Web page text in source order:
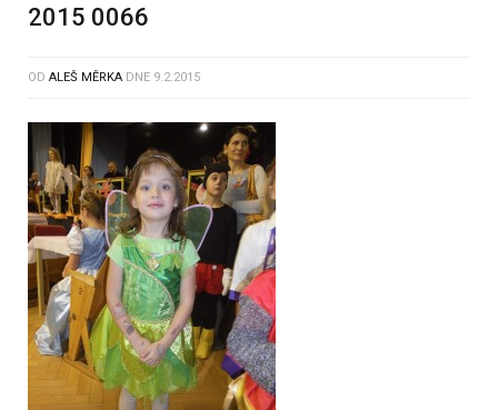
2015 0066
OD ALEŠ MĚRKA DNE 9.2.2015